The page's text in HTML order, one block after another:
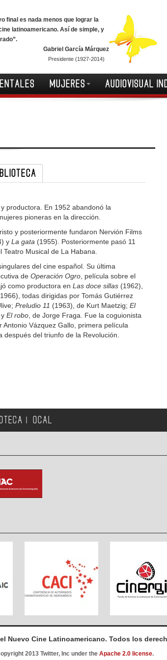
final es nada menos que lograr la
latinoamericano. Así de simple, y
Gabriel García Márquez
Presidente (1927-2014)
MUJERES AUDIOVISUAL
productora. En 1952 abandonó la
pioneras en la dirección.
y posteriormente fundaron Nervión Films
yLa gata (1955). Posteriormente pasó 11
Musical de La Habana.
del cine español. Su última
deOperación Ogro , película sobre el
como productora enLas doce sillas (1962),
todas dirigidas por Tomás Gutiérrez
Preludio 11 (1963), de Kurt Maetzig;El
yEl robo , de Jorge Fraga. Fue la coguionista
Antonio Vázquez Gallo, primera película
del triunfo de la Revolución.
OCAL
Nuevo Cine Latinoamericano. Todos los
2013 Twitter, Inc under the Apache 2.0 license.